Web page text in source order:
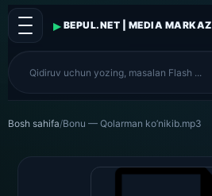
▸ BEPUL.NET | MEDIA MARKAZ
Bosh sahifa/Bonu — Qolarman ko’nikib.mp3